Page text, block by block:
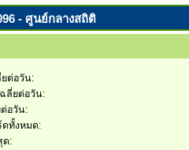
- ศูนย์กลางสถิติ
ต่อวัน:
ลี่ยต่อวัน:
อวัน:
ทั้งหมด:
ด: